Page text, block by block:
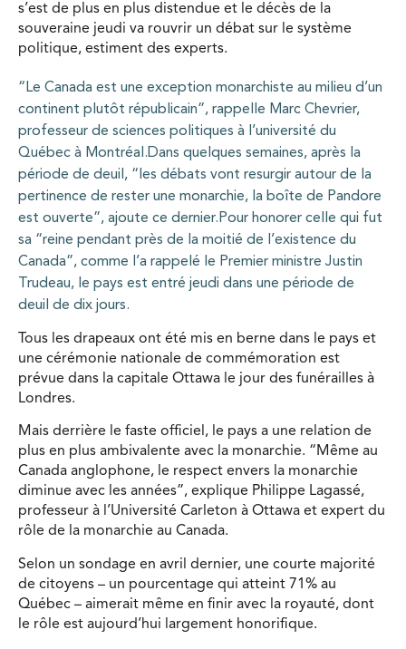
s’est de plus en plus distendue et le décès de la
souveraine jeudi va rouvrir un débat sur le système
politique, estiment des experts.
“Le Canada est une exception monarchiste au milieu d’un
continent plutôt républicain”, rappelle Marc Chevrier,
professeur de sciences politiques à l’université du
Québec à Montréal.Dans quelques semaines, après la
période de deuil, “les débats vont resurgir autour de la
pertinence de rester une monarchie, la boîte de Pandore
est ouverte”, ajoute ce dernier.Pour honorer celle qui fut
sa “reine pendant près de la moitié de l’existence du
Canada”, comme l’a rappelé le Premier ministre Justin
Trudeau, le pays est entré jeudi dans une période de
deuil de dix jours.
Tous les drapeaux ont été mis en berne dans le pays et
une cérémonie nationale de commémoration est
prévue dans la capitale Ottawa le jour des funérailles à
Londres.
Mais derrière le faste officiel, le pays a une relation de
plus en plus ambivalente avec la monarchie. “Même au
Canada anglophone, le respect envers la monarchie
diminue avec les années”, explique Philippe Lagassé,
professeur à l’Université Carleton à Ottawa et expert du
rôle de la monarchie au Canada.
Selon un sondage en avril dernier, une courte majorité
de citoyens – un pourcentage qui atteint 71% au
Québec – aimerait même en finir avec la royauté, dont
le rôle est aujourd’hui largement honorifique.